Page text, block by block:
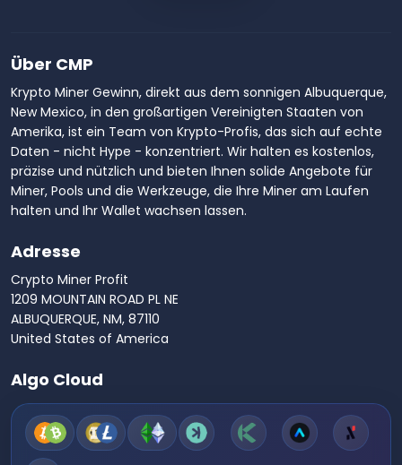
Über CMP
Krypto Miner Gewinn, direkt aus dem sonnigen Albuquerque,
New Mexico, in den großartigen Vereinigten Staaten von
Amerika, ist ein Team von Krypto-Profis, das sich auf echte
Daten - nicht Hype - konzentriert. Wir halten es kostenlos,
präzise und nützlich und bieten Ihnen solide Angebote für
Miner, Pools und die Werkzeuge, die Ihre Miner am Laufen
halten und Ihr Wallet wachsen lassen.
Adresse
Crypto Miner Profit
1209 MOUNTAIN ROAD PL NE
ALBUQUERQUE, NM, 87110
United States of America
Algo Cloud